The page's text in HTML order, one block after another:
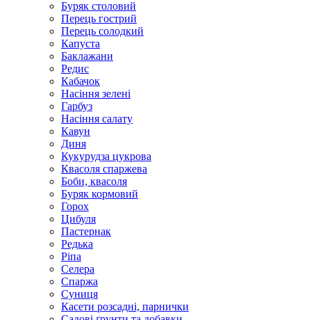
Буряк столовий
Перець гострий
Перець солодкий
Капуста
Баклажани
Редис
Кабачок
Насіння зелені
Гарбуз
Насіння салату
Кавун
Диня
Кукурудза цукрова
Квасоля спаржева
Боби, квасоля
Буряк кормовий
Горох
Цибуля
Пастернак
Редька
Ріпа
Селера
Спаржа
Суниця
Касети розсадні, парнички